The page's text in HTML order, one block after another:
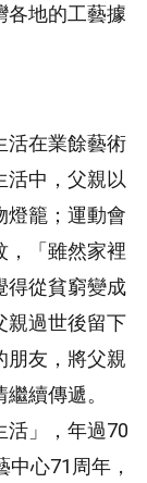
各地的工藝據
活在業餘藝術
活中，父親以
燈籠；運動會
，「雖然家裡
得從貧窮變成
親過世後留下
朋友，將父親
續傳遞。
活」，年過70
心71周年，